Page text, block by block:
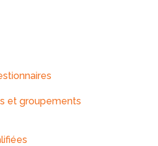
et groupements